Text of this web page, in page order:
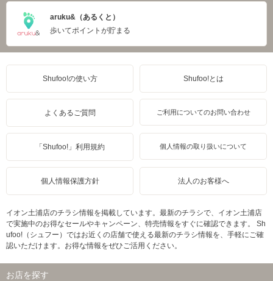
aruku&（あるくと）
歩いてポイントが貯まる
Shufoo!の使い方 Shufoo!とは
よくあるご質問 ご利用についてのお問い合わせ
「Shufoo!」利用規約 個人情報の取り扱いについて
個人情報保護方針 法人のお客様へ
イオン土浦店のチラシ情報を掲載しています。最新のチラシで、イオン土浦店
で実施中のお得なセールやキャンペーン、特売情報をすぐに確認できます。 Sh
ufoo!（シュフー）ではお近くの店舗で使える最新のチラシ情報を、手軽にご確
認いただけます。お得な情報をぜひご活用ください。
お店を探す